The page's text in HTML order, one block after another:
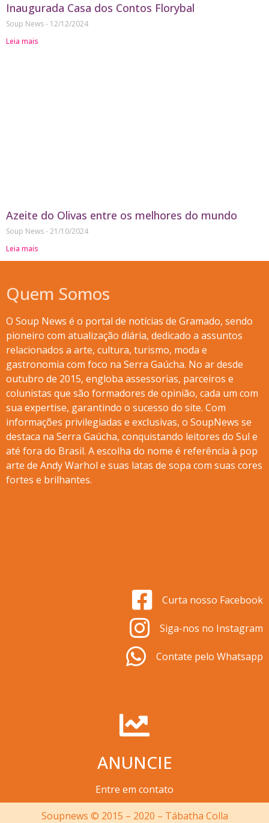
Inaugurada Casa dos Contos Florybal
Soup News
12/12/2024
Leia mais
Azeite do Olivas entre os melhores do mundo
Soup News 21/10/2024
Leia mais
Quem Somos
O Soup News é o portal de notícias de Gramado, sendo
pioneiro com atualização diária, dedicado a assuntos
relacionados a arte, cultura, turismo, moda e
gastronomia com foco na Serra Gaúcha. No ar desde
outubro de 2015, engloba assessorias, parceiros e
colunistas que são formadores de opinião, cada um com
sua expertise, garantindo o sucesso do site. Com
informações privilegiadas e exclusivas, o SoupNews se
destaca na Serra Gaúcha, conquistando leitores do Sul e
até fora do Brasil. A escolha do nome é referência à pop
arte de Andy Warhol e suas latas de sopa com suas cores
fortes e brilhantes.
Curta nosso Facebook
Siga-nos no Instagram
Contate pelo Whatsapp
ANUNCIE
Entre em contato
Soupnews © 2015 – 2020 – Tábatha Colla